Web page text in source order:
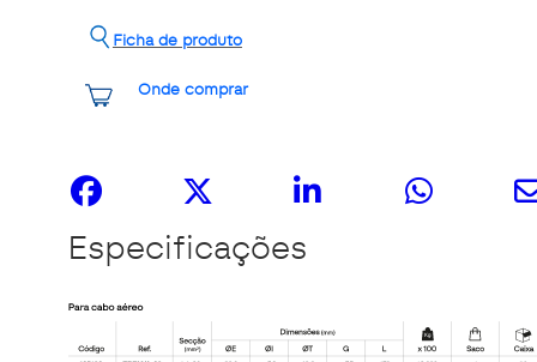
Onde comprar
Ficha de produto
Especificações